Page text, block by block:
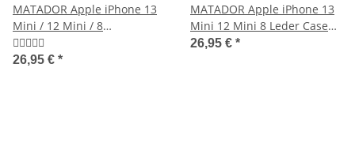
MATADOR Apple iPhone 13
Mini / 12 Mini / 8
Gürteltasche Schwarz
26,95 € *
MATADOR Apple iPhone 13
Mini 12 Mini 8 Leder Case
Hülle Schwarz
26,95 € *